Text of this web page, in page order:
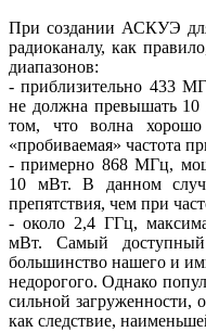
При создании АСКУЭ
радиоканалу, как
диапазонов:
- приблизительно 433
не должна превышать 10
том, что волна хорошо
«пробиваемая» частота
- примерно 868 МГц,
10 мВт. В данном
препятствия, чем при
- около 2,4 ГГц,
мВт. Самый доступный
большинство нашего и
недорогого. Однако
сильной загруженности,
как следствие,